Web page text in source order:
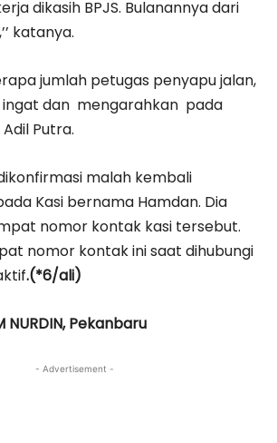
dikasih BPJS. Bulanannya dari
katanya.
jumlah petugas penyapu jalan,
ingat dan mengarahkan pada
Putra.
malah kembali
Kasi bernama Hamdan. Dia
nomor kontak kasi tersebut.
nomor kontak ini saat dihubungi
.(*6/ali)
NURDIN, Pekanbaru
- Advertisement -